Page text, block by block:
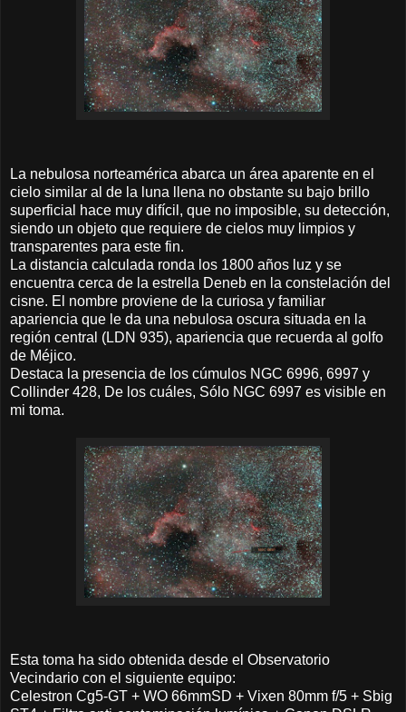
La nebulosa norteamérica abarca un área aparente en el
cielo similar al de la luna llena no obstante su bajo brillo
superficial hace muy difícil, que no imposible, su detección,
siendo un objeto que requiere de cielos muy limpios y
transparentes para este fin.
La distancia calculada ronda los 1800 años luz y se
encuentra cerca de la estrella Deneb en la constelación del
cisne. El nombre proviene de la curiosa y familiar
apariencia que le da una nebulosa oscura situada en la
región central (LDN 935), apariencia que recuerda al golfo
de Méjico.
Destaca la presencia de los cúmulos NGC 6996, 6997 y
Collinder 428, De los cuáles, Sólo NGC 6997 es visible en
mi toma.
Esta toma ha sido obtenida desde el Observatorio
Vecindario con el siguiente equipo:
Celestron Cg5-GT + WO 66mmSD + Vixen 80mm f/5 + Sbig